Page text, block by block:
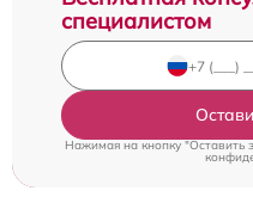
специалистом
Нажимая на кнопку "Оставить